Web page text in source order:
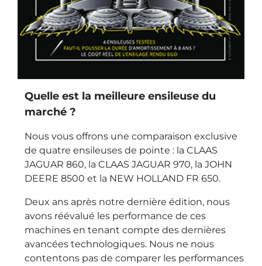
Quelle est la meilleure ensileuse du
marché ?
Nous vous offrons une comparaison exclusive
de quatre ensileuses de pointe : la CLAAS
JAGUAR 860, la CLAAS JAGUAR 970, la JOHN
DEERE 8500 et la NEW HOLLAND FR 650.
Deux ans après notre dernière édition, nous
avons réévalué les performance de ces
machines en tenant compte des dernières
avancées technologiques. Nous ne nous
contentons pas de comparer les performances